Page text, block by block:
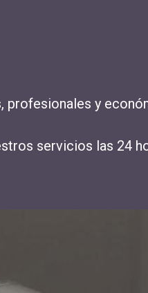
profesionales y
servicios las 24